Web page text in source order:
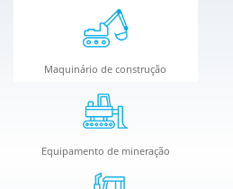
Maquinário de construção
Equipamento de mineração